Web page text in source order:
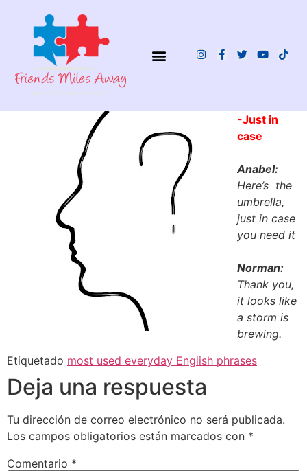
-Just in
case
Anabel:
Here’s the
umbrella,
just in case
you need it
Norman:
Thank you,
it looks like
a storm is
brewing.
Etiquetado most used everyday English phrases
Deja una respuesta
Tu dirección de correo electrónico no será publicada.
Los campos obligatorios están marcados con *
Comentario *